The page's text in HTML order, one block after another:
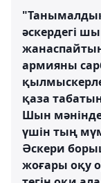
әскердегі
армияны
қаза табатын
Шын
үшін тың
Әскери
жоғары оқу